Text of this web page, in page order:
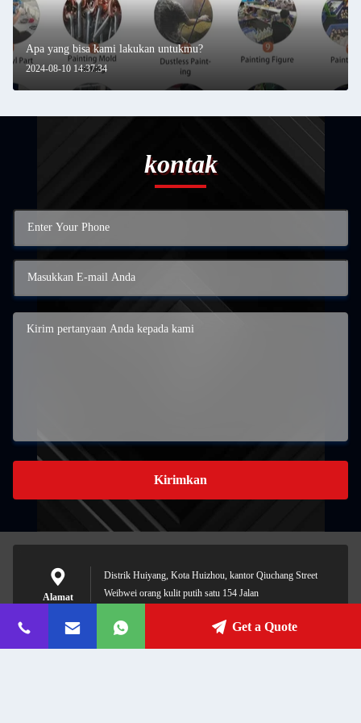
2024-08-10 14:37:34
Apa yang bisa kami lakukan untukmu?
kontak
Kirimkan
Alamat
Distrik Huiyang, Kota Huizhou, kantor Qiuchang Street
Weibwei orang kulit putih satu 154 Jalan
Get a Quote